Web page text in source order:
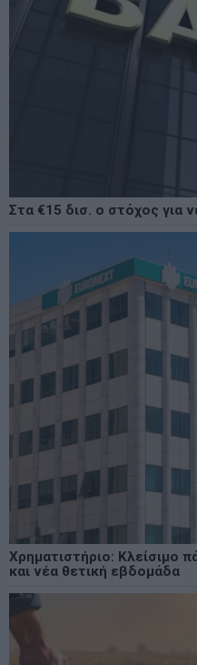
Στα €15 δισ. ο στόχος για
Χρηματιστήριο: Κλείσιμο
και νέα θετική εβδομάδα